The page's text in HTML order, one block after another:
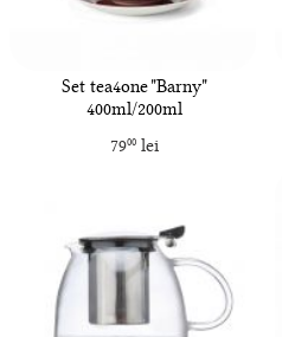
Set tea4one "Barny"
400ml/200ml
7900lei